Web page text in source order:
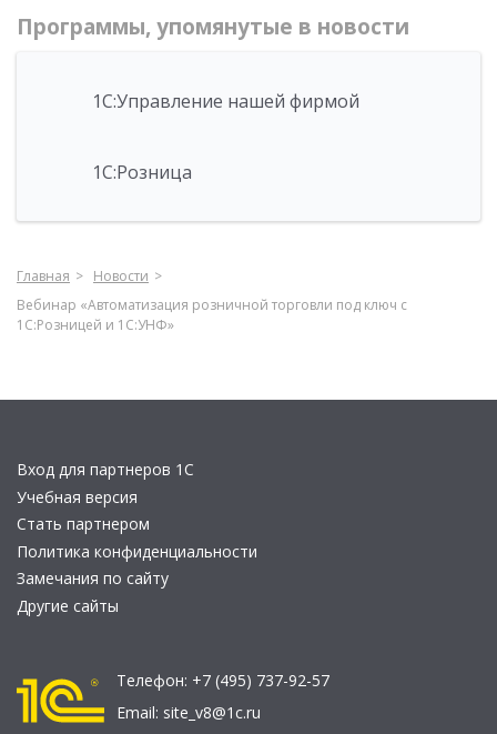
Программы, упомянутые в новости
1С:Управление нашей фирмой
1С:Розница
Главная
Новости
Вебинар «Автоматизация розничной торговли под ключ с
1С:Розницей и 1С:УНФ»
Вход для партнеров 1С
Учебная версия
Стать партнером
Политика конфиденциальности
Замечания по сайту
Другие сайты
Телефон: +7 (495) 737-92-57
Email: site_v8@1c.ru